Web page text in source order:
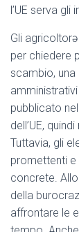
l’UE serva
Gli
per chiedere
scambio, una
pubblicato
dell’UE,
Tuttavia, gli
promettenti
concrete.
della
affrontare le